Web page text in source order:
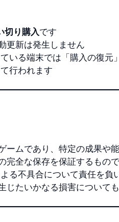
切り購入です
更新は発生しません
いる端末では「購入の復元
行われます
ームであり、特定の成果や
完全な保存を保証するもの
る不具合について責任を負
じたいかなる損害について